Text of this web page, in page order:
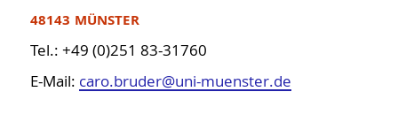
48143 MÜNSTER
Tel.: +49 (0)251 83-31760
E-Mail: caro.bruder@uni-muenster.de